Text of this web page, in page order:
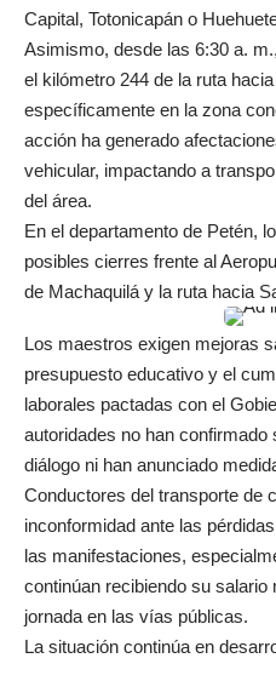
Capital, Totonicapán o
Asimismo, desde las 6:30 a.
el kilómetro 244 de la ruta
específicamente en la zona
acción ha generado
vehicular, impactando a
del área.
En el departamento de Petén,
posibles cierres frente al
de Machaquilá y la ruta hacia
Los maestros exigen mejoras
presupuesto educativo y el
laborales pactadas con el
autoridades no han
diálogo ni han anunciado
Conductores del transporte de
inconformidad ante las
las manifestaciones,
continúan recibiendo su
jornada en las vías públicas.
La situación continúa en